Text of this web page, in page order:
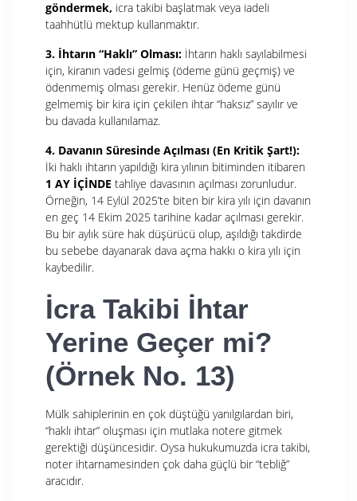
göndermek, icra takibi başlatmak veya iadeli
taahhütlü mektup kullanmaktır.
3. İhtarın “Haklı” Olması: İhtarın haklı sayılabilmesi
için, kiranın vadesi gelmiş (ödeme günü geçmiş) ve
ödenmemiş olması gerekir. Henüz ödeme günü
gelmemiş bir kira için çekilen ihtar “haksız” sayılır ve
bu davada kullanılamaz.
4. Davanın Süresinde Açılması (En Kritik Şart!):
İki haklı ihtarın yapıldığı kira yılının bitiminden itibaren
1 AY İÇİNDE tahliye davasının açılması zorunludur.
Örneğin, 14 Eylül 2025’te biten bir kira yılı için davanın
en geç 14 Ekim 2025 tarihine kadar açılması gerekir.
Bu bir aylık süre hak düşürücü olup, aşıldığı takdirde
bu sebebe dayanarak dava açma hakkı o kira yılı için
kaybedilir.
İcra Takibi İhtar
Yerine Geçer mi?
(Örnek No. 13)
Mülk sahiplerinin en çok düştüğü yanılgılardan biri,
“haklı ihtar” oluşması için mutlaka notere gitmek
gerektiği düşüncesidir. Oysa hukukumuzda icra takibi,
noter ihtarnamesinden çok daha güçlü bir “tebliğ”
aracıdır.